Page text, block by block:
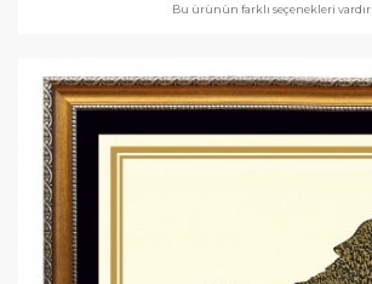
Bu ürünün farklı seçenekleri vardır